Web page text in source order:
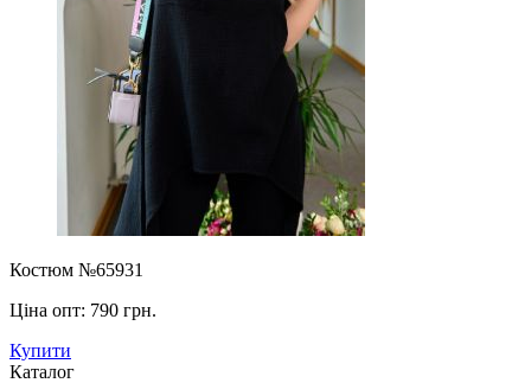
Костюм №65931
Ціна опт: 790 грн.
Купити
Каталог